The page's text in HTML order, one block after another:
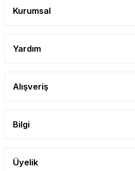
Kurumsal
Yardım
Alışveriş
Bilgi
Üyelik